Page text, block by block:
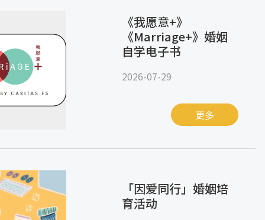
《我愿意+》
《Marriage+》婚姻
自学电子书
2026-07-29
更多
「因爱同行」婚姻培
育活动